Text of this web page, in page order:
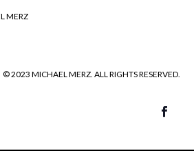
MERZ
© 2023 MICHAEL MERZ. ALL RIGHTS RESERVED.